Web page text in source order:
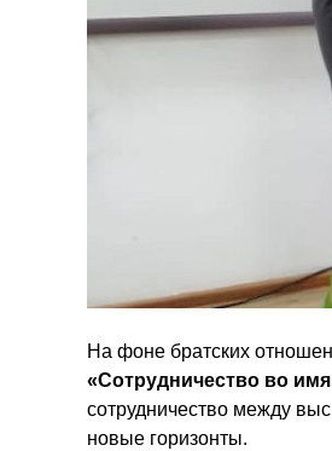
На фоне братских
«Сотрудничество во
сотрудничество между
новые горизонты.